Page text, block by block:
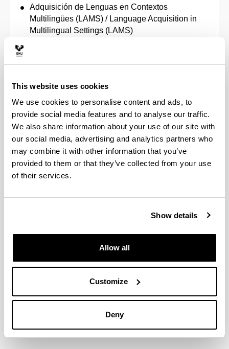
This website uses cookies
We use cookies to personalise content and ads, to
provide social media features and to analyse our traffic.
We also share information about your use of our site with
our social media, advertising and analytics partners who
may combine it with other information that you’ve
provided to them or that they’ve collected from your use
of their services.
Show details
Allow all
Customize
Deny
Adquisición de Lenguas en Contextos
Multilingües (LAMS) / Language Acquisition in
Multilingual Settings (LAMS)
Multilingualism and Education
Economía Social y Solidaria
Arte Contemporáneo Tecnológico y Performativo
Dirección de Proyectos
Estudios Feministas y de Género
Másteres propios
Atención temprana
Dirección y Gestión de Empresas (Executive
Igualdad de Mujeres y Hombres: Agentes de
Igualdad
Cooperación Internacional y Educación
Emancipadora